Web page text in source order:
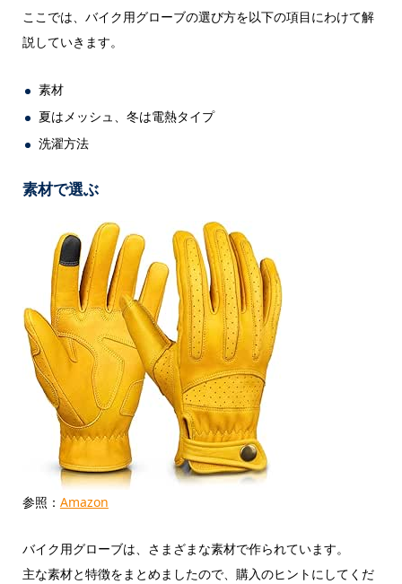
ここでは、バイク用グローブの選び方を以下の項目にわけて解
説していきます。
素材
夏はメッシュ、冬は電熱タイプ
洗濯方法
素材で選ぶ
参照： Amazon
バイク用グローブは、さまざまな素材で作られています。
主な素材と特徴をまとめましたので、購入のヒントにしてくだ